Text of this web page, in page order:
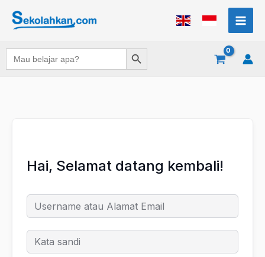
Search
for:
Search Button
Hai, Selamat datang kembali!